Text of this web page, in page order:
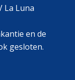
La Luna
en de
gesloten.